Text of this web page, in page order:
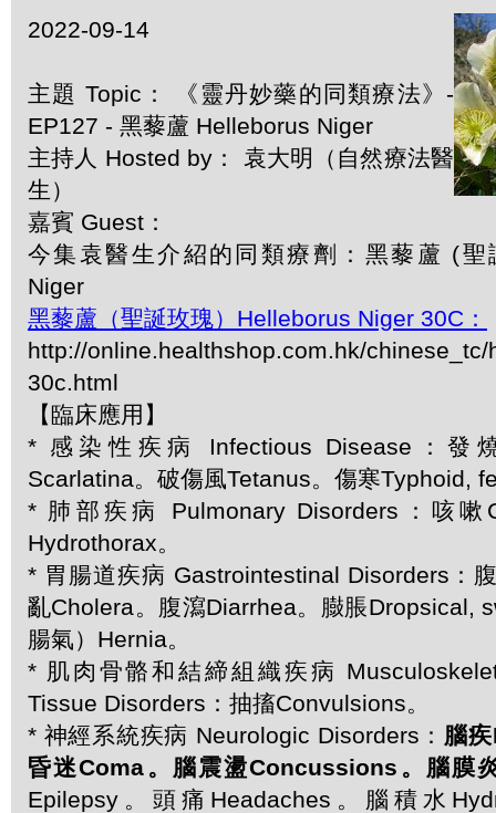
2022-09-14
主題 Topic： 《靈丹妙藥的同類療法》-
EP127 - 黑藜蘆 Helleborus Niger
主持人 Hosted by： 袁大明（自然療法醫
生）
嘉賓 Guest：
今集袁醫生介紹的同類療劑：黑藜蘆 (聖
Niger
黑藜蘆（聖誕玫瑰）Helleborus Niger 30C：
http://online.healthshop.com.hk/
30c.html
【臨床應用】
* 感染性疾病 Infectious Disease：發
Scarlatina。破傷風Tetanus。傷寒Typhoid,
* 肺部疾病 Pulmonary Disorders：咳嗽
Hydrothorax。
* 胃腸道疾病 Gastrointestinal Disorders：
亂Cholera。腹瀉Diarrhea。臌脹Dropsical,
腸氣）Hernia。
* 肌肉骨骼和結締組織疾病
Tissue Disorders：抽搐Convulsions。
* 神經系統疾病 Neurologic Disorders： 腦
昏迷Coma。腦震盪Concussions。腦膜
Epilepsy。頭痛Headaches。腦積水